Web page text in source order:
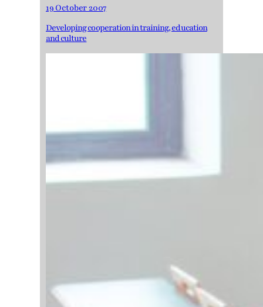
19 October 2007
Developing cooperation in training, education
and culture